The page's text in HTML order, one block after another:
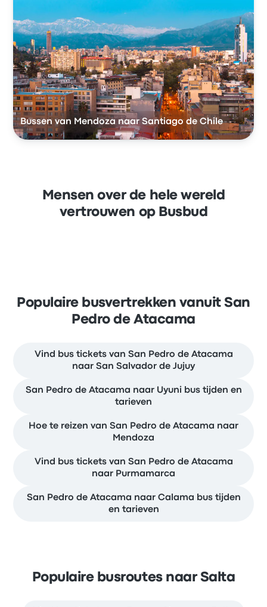
Bussen van Mendoza naar Santiago de Chile
Mensen over de hele wereld
vertrouwen op Busbud
Populaire busvertrekken vanuit San
Pedro de Atacama
Vind bus tickets van San Pedro de Atacama
naar San Salvador de Jujuy
San Pedro de Atacama naar Uyuni bus tijden en
tarieven
Hoe te reizen van San Pedro de Atacama naar
Mendoza
Vind bus tickets van San Pedro de Atacama
naar Purmamarca
San Pedro de Atacama naar Calama bus tijden
en tarieven
Populaire busroutes naar Salta